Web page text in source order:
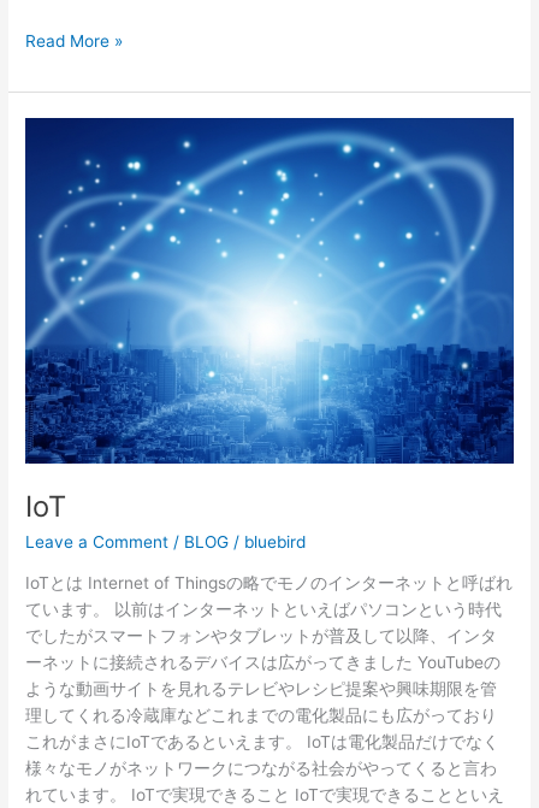
Read More »
IoT
Leave a Comment / BLOG / bluebird
IoTとは Internet of Thingsの略でモノのインターネットと呼ばれ
ています。 以前はインターネットといえばパソコンという時代
でしたがスマートフォンやタブレットが普及して以降、インタ
ーネットに接続されるデバイスは広がってきました YouTubeの
ような動画サイトを見れるテレビやレシピ提案や興味期限を管
理してくれる冷蔵庫などこれまでの電化製品にも広がっており
これがまさにIoTであるといえます。 IoTは電化製品だけでなく
様々なモノがネットワークにつながる社会がやってくると言わ
れています。 IoTで実現できること IoTで実現できることといえ